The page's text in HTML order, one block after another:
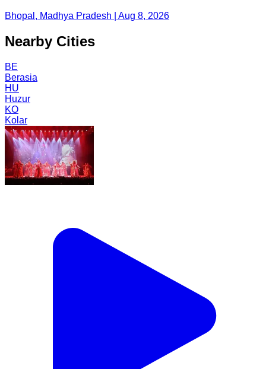
Bhopal, Madhya Pradesh | Aug 8, 2026
Nearby Cities
BE
Berasia
HU
Huzur
KO
Kolar